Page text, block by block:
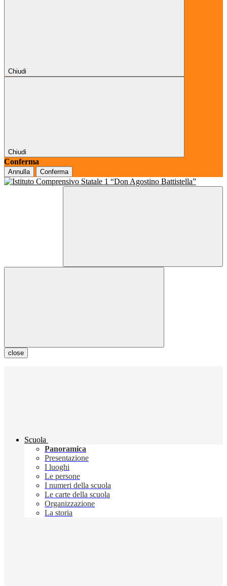
Chiudi
Chiudi
Conferma
Annulla Conferma
close
Scuola
Panoramica
Presentazione
I luoghi
Le persone
I numeri della scuola
Le carte della scuola
Organizzazione
La storia